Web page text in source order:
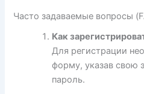
Часто задаваемые вопросы
Как
Для регистрации
форму, указав свою
пароль.